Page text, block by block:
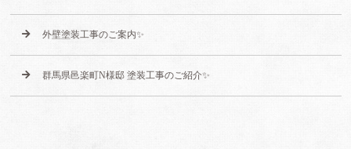
外壁塗装工事のご案内✨
群馬県邑楽町N様邸 塗装工事のご紹介✨